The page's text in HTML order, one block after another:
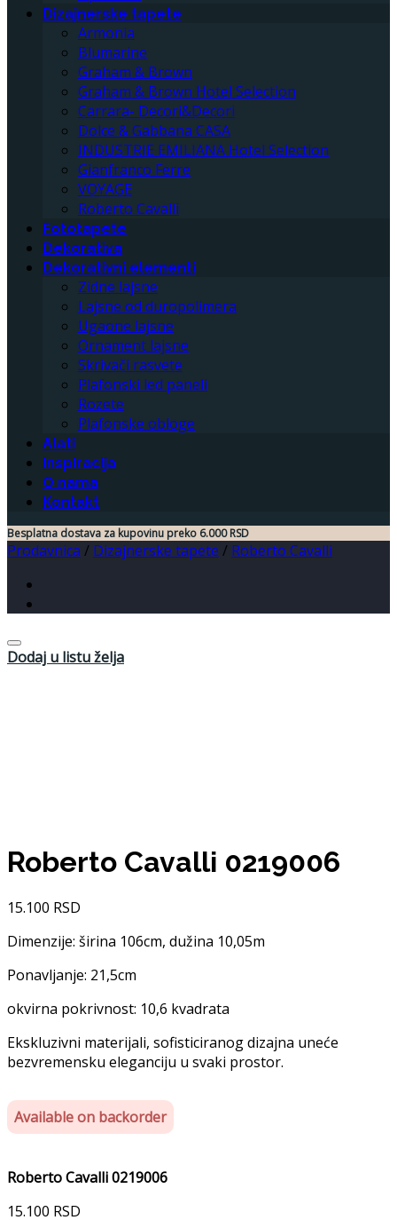
Dizajnerske tapete
Armonia
Blumarine
Graham & Brown
Graham & Brown Hotel Selection
Carrara- Decori&Decori
Dolce & Gabbana CASA
INDUSTRIE EMILIANA Hotel Selection
Gianfranco Ferre
VOYAGE
Roberto Cavalli
Fototapete
Dekorativa
Dekorativni elementi
Zidne lajsne
Lajsne od duropolimera
Ugaone lajsne
Ornament lajsne
Skrivači rasvete
Plafonski led paneli
Rozete
Plafonske obloge
Alati
Inspiracija
O nama
Kontakt
Besplatna dostava za kupovinu preko 6.000 RSD
Prodavnica / Dizajnerske tapete / Roberto Cavalli
Dodaj u listu želja
Roberto Cavalli 0219006
15.100 RSD
Dimenzije: širina 106cm, dužina 10,05m
Ponavljanje: 21,5cm
okvirna pokrivnost: 10,6 kvadrata
Ekskluzivni materijali, sofisticiranog dizajna uneće
bezvremensku eleganciju u svaki prostor.
Available on backorder
Roberto Cavalli 0219006
15.100 RSD